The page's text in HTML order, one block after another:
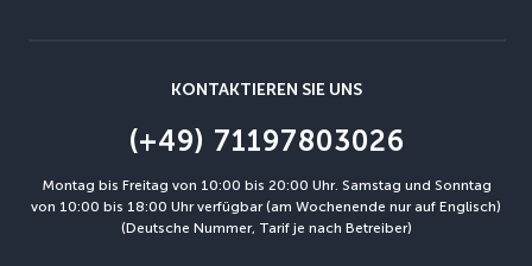
KONTAKTIEREN SIE UNS
(+49) 71197803026
Montag bis Freitag von 10:00 bis 20:00 Uhr. Samstag und Sonntag
von 10:00 bis 18:00 Uhr verfügbar (am Wochenende nur auf Englisch)
(Deutsche Nummer, Tarif je nach Betreiber)